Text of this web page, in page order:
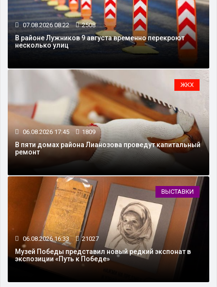
07.08.2026 08:22 2508
В районе Лужников 9 августа временно перекроют
несколько улиц
ЖКХ
06.08.2026 17:45 1809
В пяти домах района Лианозова проведут капитальный
ремонт
ВЫСТАВКИ
06.08.2026 16:33 21027
Музей Победы представил новый редкий экспонат в
экспозиции «Путь к Победе»